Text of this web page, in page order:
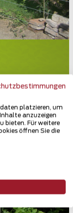
platzieren, um
anzuzeigen
bieten. Für weitere
öffnen Sie die